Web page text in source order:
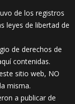
de los registros
leyes de libertad de
de derechos de
contenidas.
sitio web, NO
misma.
a publicar de